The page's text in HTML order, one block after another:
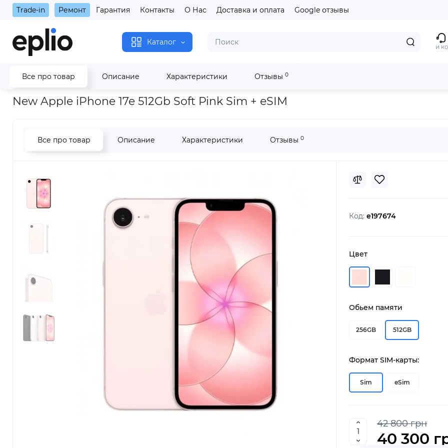
Trade-in Ремонт Гарантия Контакты О Нас Доставка и оплата Google отзывы
Каталог
и
Все про товар Описание Характеристики Отзывы 0
Главная iPhone New Apple iPhone 17e 512Gb Soft Pink Sim + eSIM
New Apple iPhone 17e 512Gb Soft Pink Sim + eSIM
Все про товар Описание Характеристики Отзывы 0
Код: e197674
Цвет
Обьем памяти
256GB 512GB
Формат SIM-карты:
Sim eSim
42 800 грн
40 300